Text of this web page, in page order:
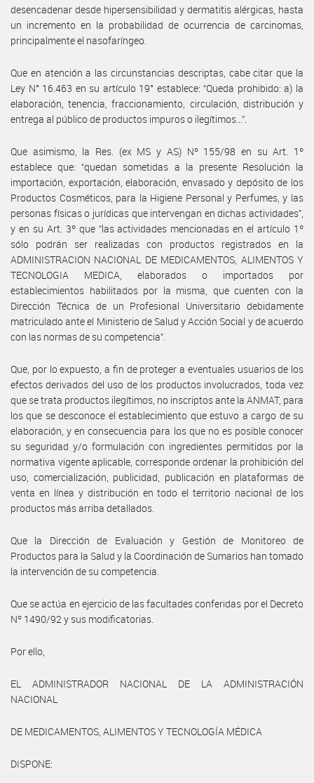
desencadenar desde hipersensibilidad y dermatitis alérgicas, hasta
un incremento en la probabilidad de ocurrencia de carcinomas,
principalmente el nasofaríngeo.
Que en atención a las circunstancias descriptas, cabe citar que la
Ley N° 16.463 en su artículo 19° establece: “Queda prohibido: a) la
elaboración, tenencia, fraccionamiento, circulación, distribución y
entrega al público de productos impuros o ilegítimos…”.
Que asimismo, la Res. (ex MS y AS) Nº 155/98 en su Art. 1º
establece que: “quedan sometidas a la presente Resolución la
importación, exportación, elaboración, envasado y depósito de los
Productos Cosméticos, para la Higiene Personal y Perfumes, y las
personas físicas o jurídicas que intervengan en dichas actividades”,
y en su Art. 3º que “las actividades mencionadas en el artículo 1º
sólo podrán ser realizadas con productos registrados en la
ADMINISTRACION NACIONAL DE MEDICAMENTOS, ALIMENTOS Y
TECNOLOGIA MEDICA, elaborados o importados por
establecimientos habilitados por la misma, que cuenten con la
Dirección Técnica de un Profesional Universitario debidamente
matriculado ante el Ministerio de Salud y Acción Social y de acuerdo
con las normas de su competencia”.
Que, por lo expuesto, a fin de proteger a eventuales usuarios de los
efectos derivados del uso de los productos involucrados, toda vez
que se trata productos ilegítimos, no inscriptos ante la ANMAT, para
los que se desconoce el establecimiento que estuvo a cargo de su
elaboración, y en consecuencia para los que no es posible conocer
su seguridad y/o formulación con ingredientes permitidos por la
normativa vigente aplicable, corresponde ordenar la prohibición del
uso, comercialización, publicidad, publicación en plataformas de
venta en línea y distribución en todo el territorio nacional de los
productos más arriba detallados.
Que la Dirección de Evaluación y Gestión de Monitoreo de
Productos para la Salud y la Coordinación de Sumarios han tomado
la intervención de su competencia.
Que se actúa en ejercicio de las facultades conferidas por el Decreto
Nº 1490/92 y sus modificatorias.
Por ello,
EL ADMINISTRADOR NACIONAL DE LA ADMINISTRACIÓN
NACIONAL
DE MEDICAMENTOS, ALIMENTOS Y TECNOLOGÍA MÉDICA
DISPONE: